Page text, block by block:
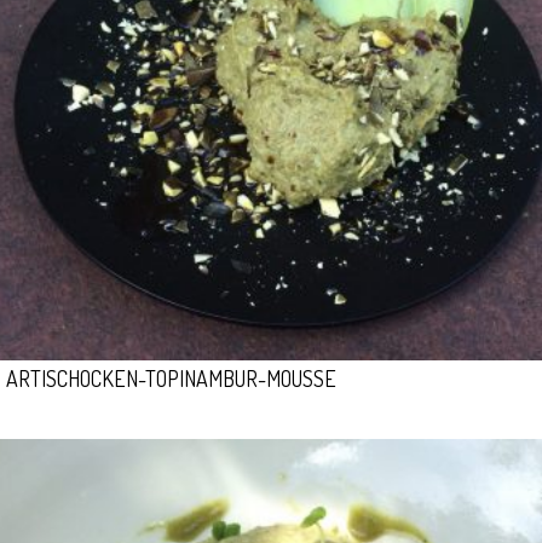
ARTISCHOCKEN-TOPINAMBUR-MOUSSE